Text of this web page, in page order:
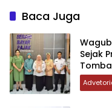
Baca Juga
Sejak